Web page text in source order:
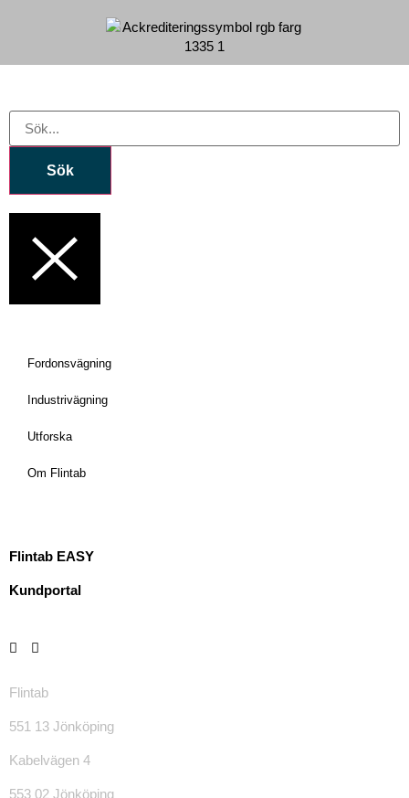
Sök
Fordonsvägning
Industrivägning
Utforska
Om Flintab
Flintab EASY
Kundportal
Flintab
551 13 Jönköping
Kabelvägen 4
553 02 Jönköping